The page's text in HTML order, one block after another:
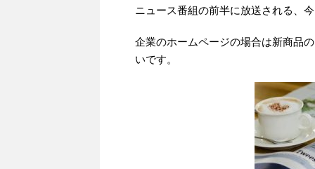
ニュース番組の前半に放送される、
企業のホームページの場合は新商品
いです。